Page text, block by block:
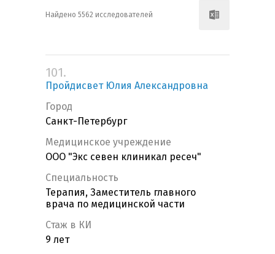
Найдено 5562 исследователей
101.
Пройдисвет Юлия Александровна
Город
Санкт-Петербург
Медицинское учреждение
ООО "Экс севен клиникал ресеч"
Специальность
Терапия, Заместитель главного
врача по медицинской части
Стаж в КИ
9 лет